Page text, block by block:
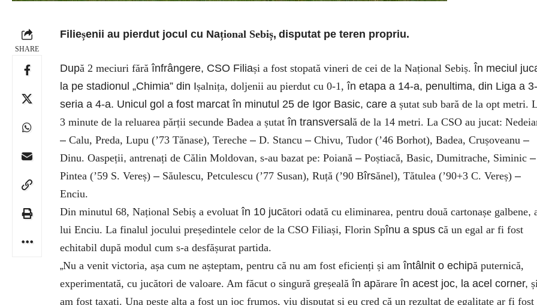
SHARE
Filieșenii au pierdut jocul cu Național Sebiș, disputat pe teren propriu.
După 2 meciuri fărăînfrângere, CSO Filiași a fost stopată vineri de cei de la Național Sebiș. În meciul
la pe stadionul „Chimia” din Ișalnița, doljenii au pierdut cu 0-1,în etapa a 14-a, penultima, din Liga a
seria a 4-a. Unicul gol a fost marcat în minutul 25 de Igor Basic, care a șutat sub bară de la opt metri.
3 minute de la reluarea părții secunde Badea a șutatîn transversal ă de la 14 metri. La CSO au jucat:
– Calu, Preda, Lupu (’73 Tănase), Tereche – D. Stancu – Chivu, Tudor (’46 Borhot), Badea, Crușoveanu –
Dinu. Oaspeții, antrenați de Călin Moldovan, s-au bazat pe: Poiană – Poștiacă, Basic, Dumitrache, Siminic –
Pintea (’59 S. Vereș) – Săulescu, Petculescu (’77 Susan), Ruță (’90 Bîrsănel), Tătulea (’90+3 C. Vereș) –
Enciu.
Din minutul 68, Național Sebiș a evoluatîn 10 jucători odată cu eliminarea, pentru două cartonașe galbene,
lui Enciu. La finalul jocului președintele celor de la CSO Filiași, Florin Spînu a spus că un egal ar fi fost
echitabil după modul cum s-a desfășurat partida.
„Nu a venit victoria, așa cum ne așteptam, pentru că nu am fost eficienți și amîntâlnit o echipă puternică,
experimentată, cu jucători de valoare. Am făcut o singură greșealăîn apărareîn acest joc, la acel corner,
am fost taxați. Una peste alta a fost un joc frumos, viu disputat și eu cred că un rezultat de egalitate ar fi fost